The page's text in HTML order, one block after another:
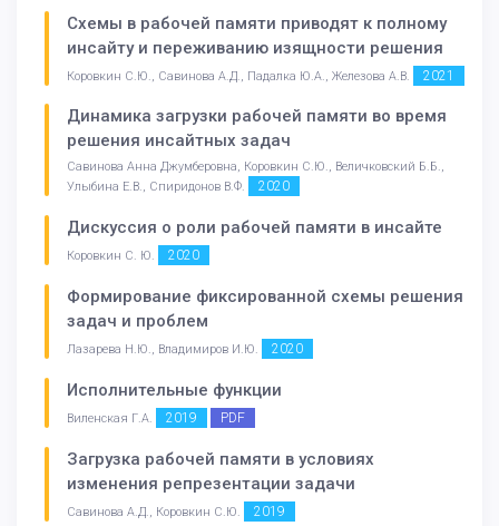
Схемы в рабочей памяти приводят к полному
инсайту и переживанию изящности решения
Коровкин С.Ю., Савинова А.Д., Падалка Ю.А., Железова А.В. 2021
Динамика загрузки рабочей памяти во время
решения инсайтных задач
Савинова Анна Джумберовна, Коровкин С.Ю., Величковский Б.Б.,
Улыбина Е.В., Спиридонов В.Ф.
2020
Дискуссия о роли рабочей памяти в инсайте
Коровкин С. Ю. 2020
Формирование фиксированной схемы решения
задач и проблем
Лазарева Н.Ю., Владимиров И.Ю. 2020
Исполнительные функции
Виленская Г.А. 2019 PDF
Загрузка рабочей памяти в условиях
изменения репрезентации задачи
Савинова А.Д., Коровкин С.Ю. 2019